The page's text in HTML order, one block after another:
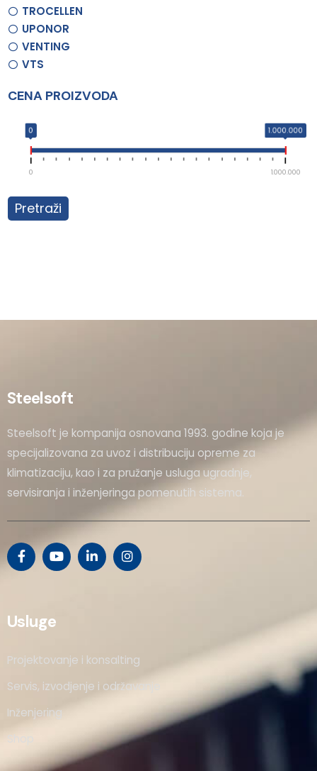
TROCELLEN
UPONOR
VENTING
VTS
CENA PROIZVODA
0 1.000.000
0 1.000.000
Pretraži
Steelsoft
Steelsoft je kompanija osnovana 1993. godine koja je
specijalizovana za uvoz i distribuciju opreme za
klimatizaciju, kao i za pružanje usluga ugradnje,
servisiranja i inženjeringa pomenutih sistema.
Usluge
Projektovanje i konsalting
Servis, izvodjenje i održavanje
Inženjering
Shop